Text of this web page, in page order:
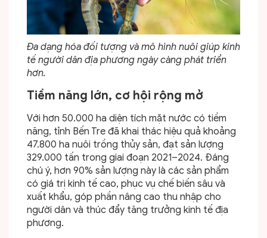
Đa dạng hóa đối tượng và mô hình nuôi giúp kinh
tế người dân địa phương ngày càng phát triển
hơn.
Tiềm năng lớn, cơ hội rộng mở
Với hơn 50.000 ha diện tích mặt nước có tiềm
năng, tỉnh Bến Tre đã khai thác hiệu quả khoảng
47.800 ha nuôi trồng thủy sản, đạt sản lượng
329.000 tấn trong giai đoạn 2021–2024. Đáng
chú ý, hơn 90% sản lượng này là các sản phẩm
có giá trị kinh tế cao, phục vụ chế biến sâu và
xuất khẩu, góp phần nâng cao thu nhập cho
người dân và thúc đẩy tăng trưởng kinh tế địa
phương.